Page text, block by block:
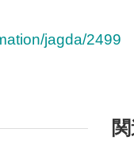
jagda/2499